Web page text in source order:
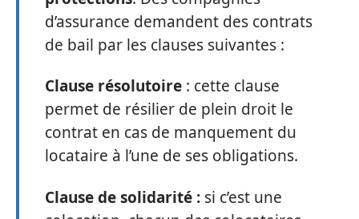
d’assurance demandent des contrats
de bail par les clauses suivantes :
Clause résolutoire : cette clause
permet de résilier de plein droit le
contrat en cas de manquement du
locataire à l’une de ses obligations.
Clause de solidarité : si c’est une